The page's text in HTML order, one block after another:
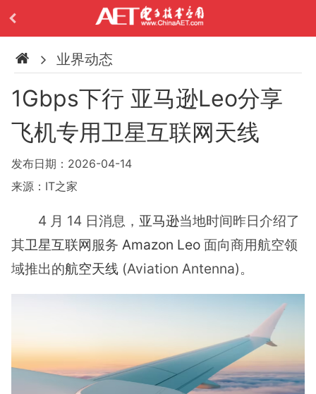
业界动态
1Gbps下行 亚马逊Leo分享
飞机专用卫星互联网天线
发布日期：2026-04-14
来源：IT之家
4 月 14 日消息， 亚马逊当地时间昨日介绍了
其卫星互联网服务 Amazon Leo 面向商用航空领
域推出的航空天线 (Aviation Antenna)。